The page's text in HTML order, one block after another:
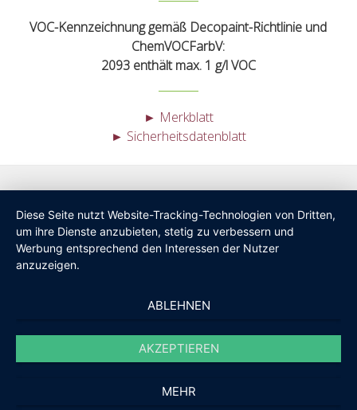
VOC-Kennzeichnung gemäß Decopaint-Richtlinie und
ChemVOCFarbV:
2093 enthält max. 1 g/l VOC
► Merkblatt
► Sicherheitsdatenblatt
Diese Seite nutzt Website-Tracking-Technologien von Dritten,
um ihre Dienste anzubieten, stetig zu verbessern und
Werbung entsprechend den Interessen der Nutzer
anzuzeigen.
ABLEHNEN
AKZEPTIEREN
MEHR